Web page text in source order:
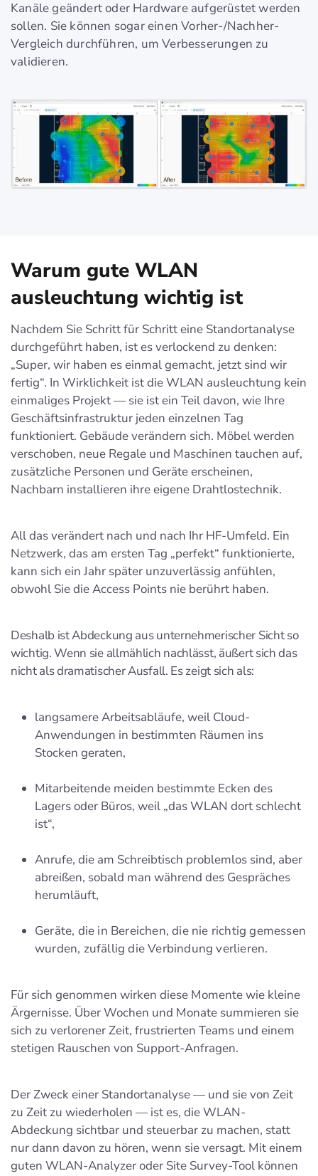
Kanäle geändert oder Hardware aufgerüstet werden
sollen. Sie können sogar einen Vorher-/Nachher-
Vergleich durchführen, um Verbesserungen zu
validieren.
Warum gute WLAN
ausleuchtung wichtig ist
Nachdem Sie Schritt für Schritt eine Standortanalyse
durchgeführt haben, ist es verlockend zu denken:
„Super, wir haben es einmal gemacht, jetzt sind wir
fertig“. In Wirklichkeit ist die WLAN ausleuchtung kein
einmaliges Projekt — sie ist ein Teil davon, wie Ihre
Geschäfts­infrastruktur jeden einzelnen Tag
funktioniert. Gebäude verändern sich. Möbel werden
verschoben, neue Regale und Maschinen tauchen auf,
zusätzliche Personen und Geräte erscheinen,
Nachbarn installieren ihre eigene Drahtlostechnik.
All das verändert nach und nach Ihr HF-Umfeld. Ein
Netzwerk, das am ersten Tag „perfekt“ funktionierte,
kann sich ein Jahr später unzuverlässig anfühlen,
obwohl Sie die Access Points nie berührt haben.
Deshalb ist Abdeckung aus unternehmerischer Sicht so
wichtig. Wenn sie allmählich nachlässt, äußert sich das
nicht als dramatischer Ausfall. Es zeigt sich als:
langsamere Arbeitsabläufe, weil Cloud-
Anwendungen in bestimmten Räumen ins
Stocken geraten,
Mitarbeitende meiden bestimmte Ecken des
Lagers oder Büros, weil „das WLAN dort schlecht
ist“,
Anrufe, die am Schreibtisch problemlos sind, aber
abreißen, sobald man während des Gespräches
herumläuft,
Geräte, die in Bereichen, die nie richtig gemessen
wurden, zufällig die Verbindung verlieren.
Für sich genommen wirken diese Momente wie kleine
Ärgernisse. Über Wochen und Monate summieren sie
sich zu verlorener Zeit, frustrierten Teams und einem
stetigen Rauschen von Support-Anfragen.
Der Zweck einer Standortanalyse — und sie von Zeit
zu Zeit zu wiederholen — ist es, die WLAN-
Abdeckung sichtbar und steuerbar zu machen, statt
nur dann davon zu hören, wenn sie versagt. Mit einem
guten WLAN-Analyzer oder Site Survey-Tool können